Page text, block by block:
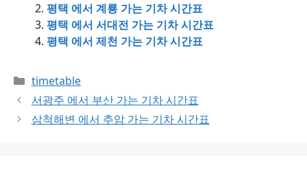
평택 에서 계룡 가는 기차 시간표
평택 에서 서대전 가는 기차 시간표
평택 에서 제천 가는 기차 시간표
Categories
timetable
서광주 에서 부산 가는 기차 시간표
삼척해변 에서 추암 가는 기차 시간표